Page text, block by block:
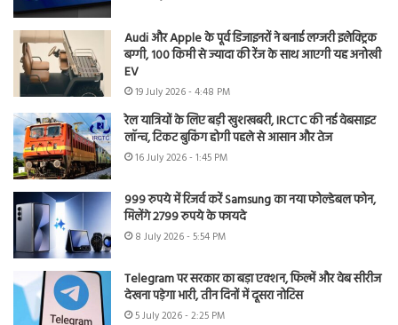
Audi और Apple के पूर्व डिजाइनरों ने बनाई लग्जरी इलेक्ट्रिक
बग्गी, 100 किमी से ज्यादा की रेंज के साथ आएगी यह अनोखी
EV
19 July 2026 - 4:48 PM
रेल यात्रियों के लिए बड़ी खुशखबरी, IRCTC की नई वेबसाइट
लॉन्च, टिकट बुकिंग होगी पहले से आसान और तेज
16 July 2026 - 1:45 PM
999 रुपये में रिजर्व करें Samsung का नया फोल्डेबल फोन,
मिलेंगे 2799 रुपये के फायदे
8 July 2026 - 5:54 PM
Telegram पर सरकार का बड़ा एक्शन, फिल्में और वेब सीरीज
देखना पड़ेगा भारी, तीन दिनों में दूसरा नोटिस
5 July 2026 - 2:25 PM